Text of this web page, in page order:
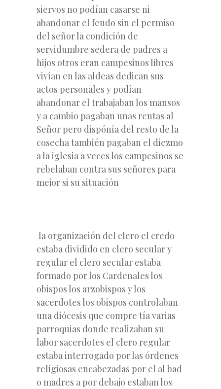
siervos no podían casarse ni
abandonar el feudo sin el permiso
del señor la condición de
servidumbre sedera de padres a
hijos otros eran campesinos libres
vivían en las aldeas dedican sus
actos personales y podían
abandonar el trabajaban los mansos
y a cambio pagaban unas rentas al
Señor pero dispónía del resto de la
cosecha también pagaban el diezmo
a la iglesia a veces los campesinos se
rebelaban contra sus señores para
mejor si su situación
la organización del clero el credo
estaba dividido en clero secular y
regular el clero secular estaba
formado por los Cardenales los
obispos los arzobispos y los
sacerdotes los obispos controlaban
una diócesis que compre tía varias
parroquias donde realizaban su
labor sacerdotes el clero regular
estaba interrogado por las órdenes
religiosas encabezadas por el al bad
o madres a por debajo estaban los